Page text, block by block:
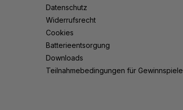
Datenschutz
Widerrufsrecht
Cookies
Batterieentsorgung
Downloads
Teilnahmebedingungen für Gewinnspiele